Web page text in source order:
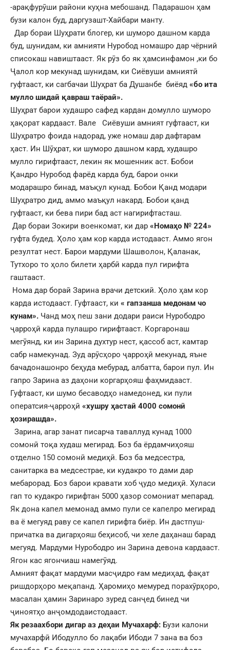
-арақфурӯши райони куҳна мебошанд. Падарашон ҳам
бузи калон буд, даргузашт-Хайбари манту.
Дар бораи Шуҳрати блогер, ки шуморо дашном карда
буд, шунидам, ки амнияти Нуробод номашро дар чёрний
списокаш навиштааст. Як рӯз бо як ҳамсинфамон ,ки бо
Ҷалол кор мекунад шунидам, ки Сиёвуши амниятӣ
гуфтааст, ки сагбачаи Шуҳрат ба Душанбе биёяд «бо ита
мулло шидай қавраш таёрай».
Шуҳрат барои худашро сафед кардан домулло шуморо
ҳақорат кардааст. Вале Сиёвуши амният гуфтааст, ки
Шуҳратро фоида надорад, уже номаш дар дафтарам
ҳаст. Ин Шӯҳрат, ки шуморо дашном кард, худашро
мулло гирифтааст, лекин як мошенник аст. Бобои
Қандро Нуробод фарёд карда буд, барои онки
модарашро бинад, маъқул кунад. Бобои Қанд модари
Шуҳратро дид, аммо маъқул накард. Бобои қанд
гуфтааст, ки бева пири бад аст нагирифтасташ.
Дар бораи Зокири военкомат, ки дар «Номаҳо № 224»
гуфта будед. Ҳоло ҳам кор карда истодааст. Аммо ягон
резултат нест. Барои мардуми Шашволон, Қаланак,
Тутхоро то ҳоло билети ҳарбӣ карда пул гирифта
гаштааст.
Нома дар борай Зарина врачи детский. Ҳоло ҳам кор
карда истодааст. Гуфтааст, ки « гапзанша медонам чо
кунам». Чанд моҳ пеш зани додари раиси Нурободро
ҷарроҳӣ карда пулашро гирифтааст. Коргаронаш
мегӯянд, ки ин Зарина духтур нест, қассоб аст, камтар
сабр намекунад. Зуд арӯсҳоро ҷарроҳӣ мекунад, яъне
бачадонашонро беҳуда мебурад, албатта, барои пул. Ин
гапро Зарина аз даҳони коргарҳояш фаҳмидааст.
Гуфтааст, ки шумо бесаводҳо намедонед, ки пули
оператсия-ҷарроҳӣ «хушру ҳастай 4000 сомонӣ
ҳозирашда».
Зарина, агар занат писарча таваллуд кунад 1000
сомонӣ тоқа худаш мегирад. Боз ба ёрдамчиҳояш
отделно 150 сомонӣ медиҳӣ. Боз ба медсестра,
санитарка ва медсестрае, ки кудакро то дами дар
мебарорад. Боз барои кравати хоб ҷудо медиҳӣ. Хуласи
гап то кудакро гирифтан 5000 ҳазор сомониат мепарад.
Як дона капел мемонад аммо пули се капелро мегирад
ва ё мегуяд раву се капел гирифта биёр. Ин дастпуш-
причатка ва дигарҳояш беҳисоб, чи хеле даҳанаш барад
мегуяд. Мардуми Нурободро ин Зарина девона кардааст.
Ягон кас ягончиаш намегӯяд.
Амният фақат мардуми масҷидро ғам медиҳад, фақат
ришдорҳоро меқапанд. Ҳаромиҳо мемуред порахӯрҳоро,
масалан ҳамин Заринаро зуред санҷед бинед чи
ҷиноятҳо анҷомдодаистодааст.
Як резаахбори дигар аз деҳаи Мучахарф: Бузи калони
мучахарфӣ Ибодулло бо лақаби Ибоди 7 зана ва боз